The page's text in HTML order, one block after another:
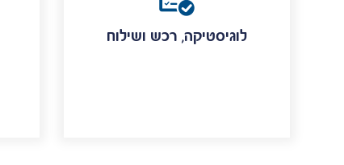
לוגיסטיקה, רכש ושילוח